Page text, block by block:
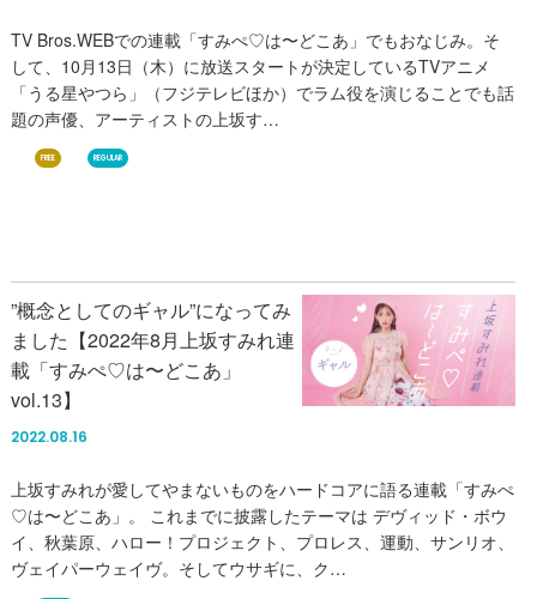
TV Bros.WEBでの連載「すみぺ♡は〜どこあ」でもおなじみ。そ
して、10月13日（木）に放送スタートが決定しているTVアニメ
「うる星やつら」（フジテレビほか）でラム役を演じることでも話
題の声優、アーティストの上坂す…
FREE REGULAR
”概念としてのギャル”になってみ
ました【2022年8月上坂すみれ連
載「すみぺ♡は〜どこあ」
vol.13】
2022.08.16
上坂すみれが愛してやまないものをハードコアに語る連載「すみぺ
♡は〜どこあ」。 これまでに披露したテーマは デヴィッド・ボウ
イ、秋葉原、ハロー！プロジェクト、プロレス、運動、サンリオ、
ヴェイパーウェイヴ。そしてウサギに、ク…